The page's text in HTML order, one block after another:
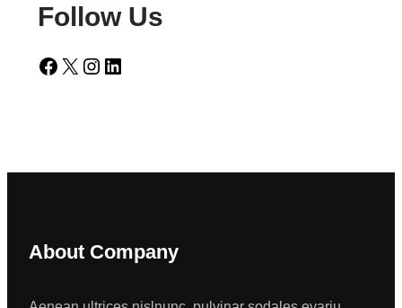
Follow Us
Facebook X Instagram LinkedIn
About Company